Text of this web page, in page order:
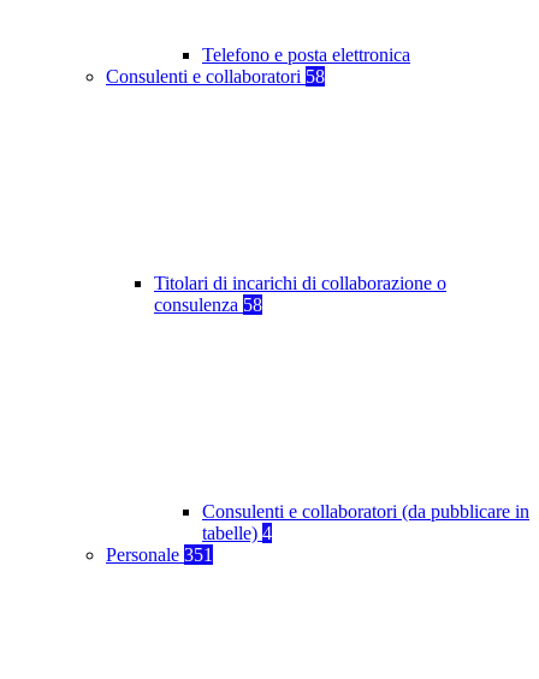
Telefono e posta elettronica
Consulenti e collaboratori 58
Titolari di incarichi di collaborazione o
consulenza 58
Consulenti e collaboratori (da pubblicare in
tabelle) 4
Personale 351